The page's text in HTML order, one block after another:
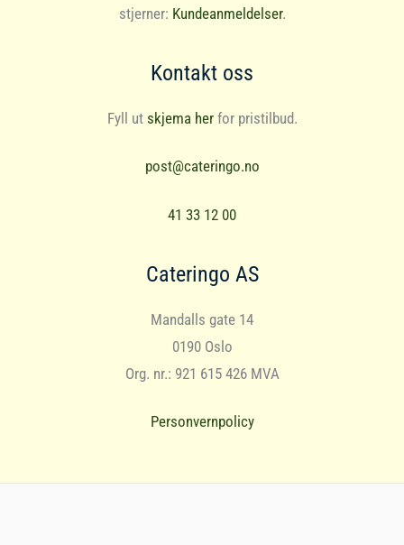
stjerner: Kundeanmeldelser.
Kontakt oss
Fyll ut skjema herfor pristilbud.
post@cateringo.no
41 33 12 00
Cateringo AS
Mandalls gate 14
0190 Oslo
Org. nr.: 921 615 426 MVA
Personvernpolicy